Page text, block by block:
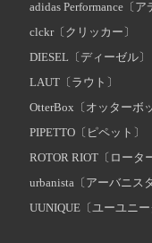
adidas Performance〔
clckr〔クリッカー〕
DIESEL〔ディーゼル〕
LAUT〔ラウト〕
OtterBox〔オッターボ
PIPETTO〔ピペット〕
ROTOR RIOT〔ロータ
urbanista〔アーバニス
UUNIQUE〔ユーユニー